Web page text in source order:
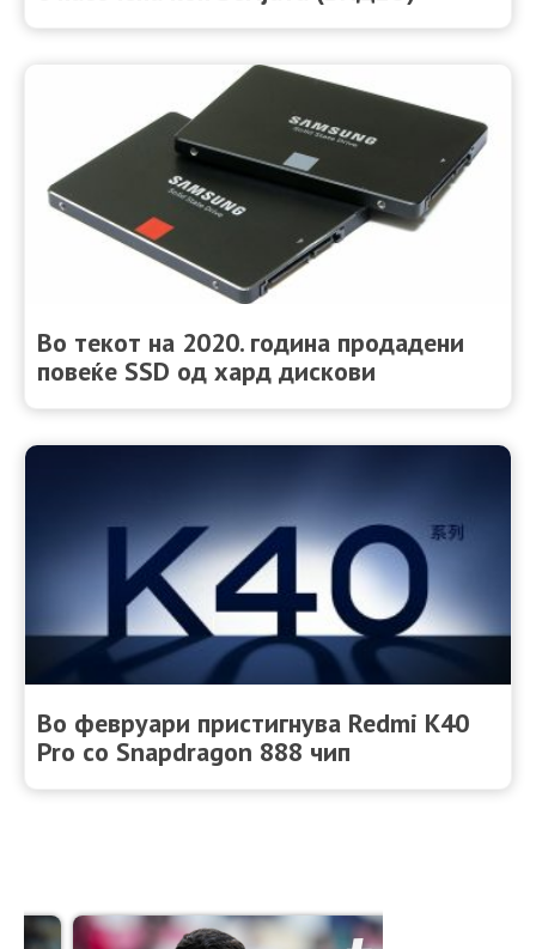
Во текот на 2020. година продадени
повеќе SSD од хард дискови
Во февруари пристигнува Redmi K40
Pro со Snapdragon 888 чип